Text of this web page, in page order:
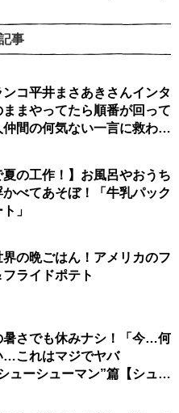
事
コ平井まさあきさんインタ
ままやってたら順番が回って
仲間の何気ない一言に救われ
夏の工作！】お風呂やおうち
べてあそぼ！「牛乳パック
」
の晩ごはん！アメリカのフ
ライドポテト
暑さでも休みナシ！「今…何
…これはマジでヤバ
ューシューマン”篇【シュー